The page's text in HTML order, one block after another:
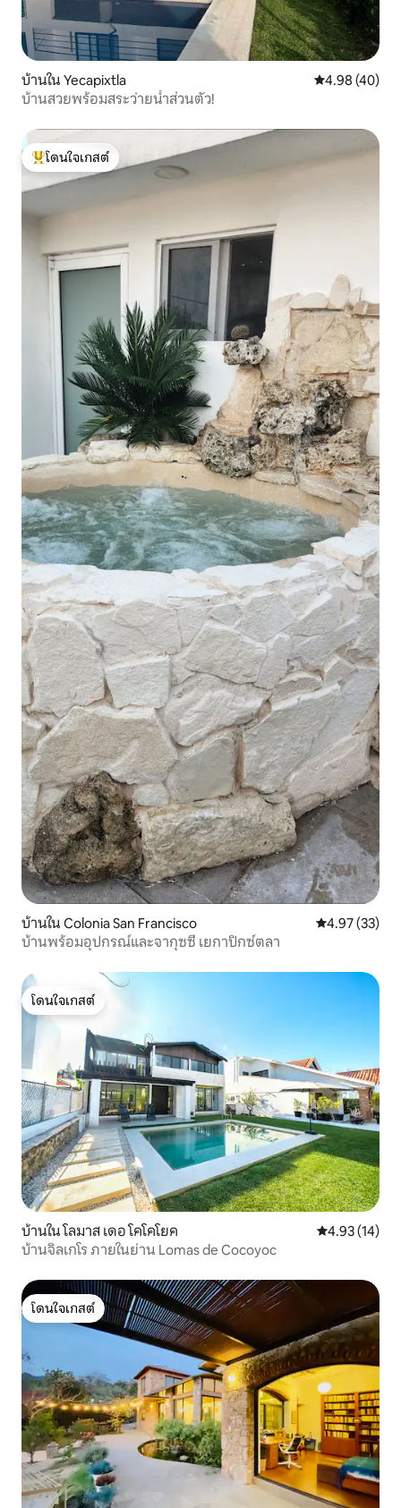
บ้านใน Yecapixtla คะแนนเฉลี่ย
4.98 (40)
บ้านสวยพร้อมสระว่ายน้ำส่วนตัว!
โดนใจเกสต์ที่สุด
โดนใจเกสต์
บ้านใน Colonia San Francisco คะแนนเฉลี่ย
4.97 (33)
บ้านพร้อมอุปกรณ์และจากุซซี่ เยกาปิกซ์ตลา
โดนใจเกสต์
โดนใจเกสต์
บ้านใน โลมาส เดอ โคโคโยค คะแนนเฉลี่ย
4.93 (14)
บ้านจิลเกโร ภายในย่าน Lomas de Cocoyoc
โดนใจเกสต์
โดนใจเกสต์